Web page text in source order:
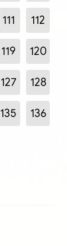
111 112
119 120
127 128
135 136